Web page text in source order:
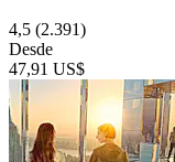
4,5 (2.391)
Desde
47,91 US$